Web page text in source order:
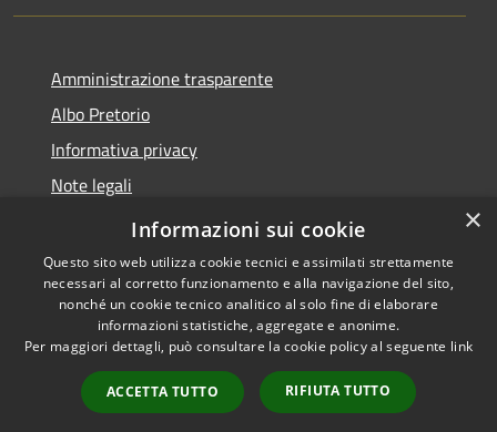
Amministrazione trasparente
Albo Pretorio
Informativa privacy
Note legali
Dichiarazione di accessibilità
Accessibilità
Copyright © 2026 • Comune di
Caravaggio • Powered by
Municipium•
Accesso
redazione
×
Informazioni sui cookie
Questo sito web utilizza cookie tecnici e assimilati strettamente
necessari al corretto funzionamento e alla navigazione del sito,
nonché un cookie tecnico analitico al solo fine di elaborare
informazioni statistiche, aggregate e anonime.
Per maggiori dettagli, può consultare la cookie policy al seguente link
ACCETTA TUTTO RIFIUTA TUTTO